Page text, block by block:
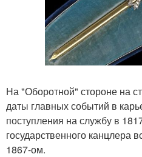
На "Оборотной" стороне на
даты главных событий в
поступления на службу в
государственного канцлера
1867-ом.